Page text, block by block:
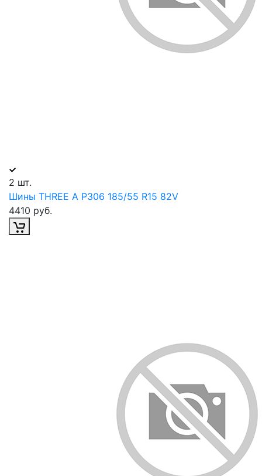
2 шт.
Шины THREE A P306 185/55 R15 82V
4410 руб.